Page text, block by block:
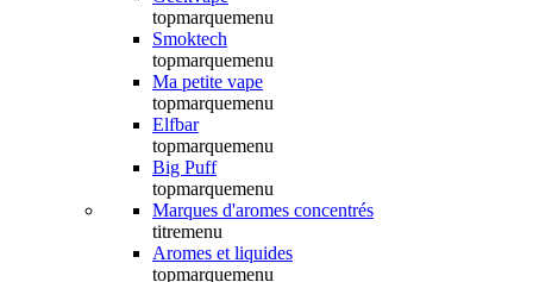
topmarquemenu
Smoktech
topmarquemenu
Ma petite vape
topmarquemenu
Elfbar
topmarquemenu
Big Puff
topmarquemenu
Marques d'aromes concentrés
titremenu
Aromes et liquides
topmarquemenu